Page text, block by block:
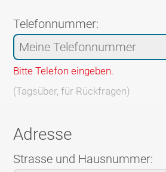
Telefonnummer:
Bitte Telefon eingeben.
(Tagsüber, für Rückfragen)
Adresse
Strasse und Hausnummer: